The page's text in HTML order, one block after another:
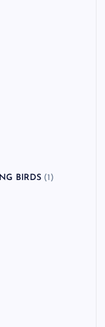
BIRDS(1)